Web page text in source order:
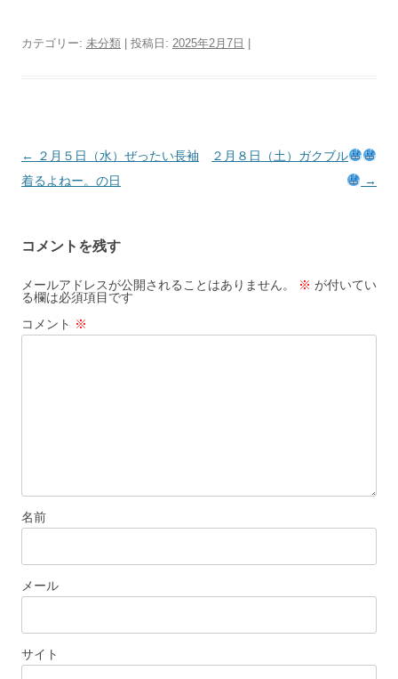
カテゴリー: 未分類 | 投稿日: 2025年2月7日 |
投
稿
ゲ
ー
シ
ョ
← ２月５日（水）ぜったい長袖
着るよねー。の日
２月８日（土）ガクブル
→
コメントを残す
メールアドレスが公開されることはありません。 ※ が付いてい
る欄は必須項目です
コメント ※
名前
メール
サイト